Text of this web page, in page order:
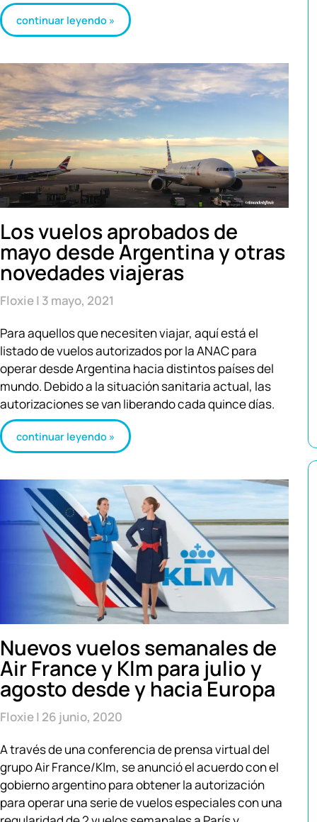
continuar leyendo »
Los vuelos aprobados de
mayo desde Argentina y otras
novedades viajeras
Floxie 3 mayo, 2021
Para aquellos que necesiten viajar, aquí está el
listado de vuelos autorizados por la ANAC para
operar desde Argentina hacia distintos países del
mundo. Debido a la situación sanitaria actual, las
autorizaciones se van liberando cada quince días.
continuar leyendo »
Nuevos vuelos semanales de
Air France y Klm para julio y
agosto desde y hacia Europa
Floxie 26 junio, 2020
A través de una conferencia de prensa virtual del
grupo Air France/Klm, se anunció el acuerdo con el
gobierno argentino para obtener la autorización
para operar una serie de vuelos especiales con una